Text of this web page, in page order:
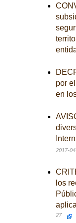
por
en
2017-
los
27